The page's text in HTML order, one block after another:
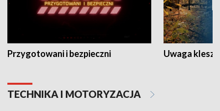
Przygotowani i bezpieczni Uwaga
TECHNIKA I MOTORYZACJA